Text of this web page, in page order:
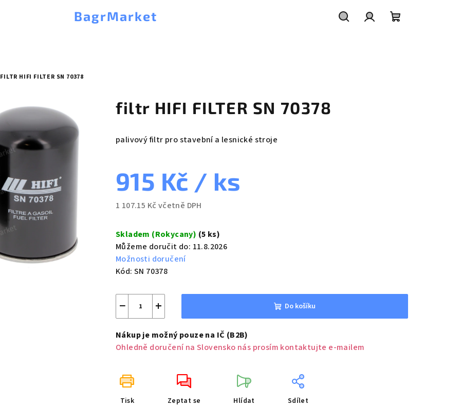
BagrMarket
FILTR HIFI FILTER SN 70378
filtr HIFI FILTER SN 70378
palivový filtr pro stavební a lesnické stroje
915 Kč / ks
1 107.15 Kč včetně DPH
cena:
Skladem (Rokycany) (5 ks)
Můžeme doručit do: 11.8.2026
Možnosti doručení
Kód: SN 70378
+
− Do košíku
Nákup je možný pouze na IČ (B2B)
Ohledně doručení na Slovensko nás prosím kontaktujte e-mailem
Tisk Zeptat se Hlídat Sdílet